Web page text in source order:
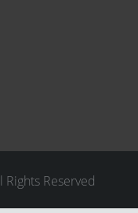
Reserved